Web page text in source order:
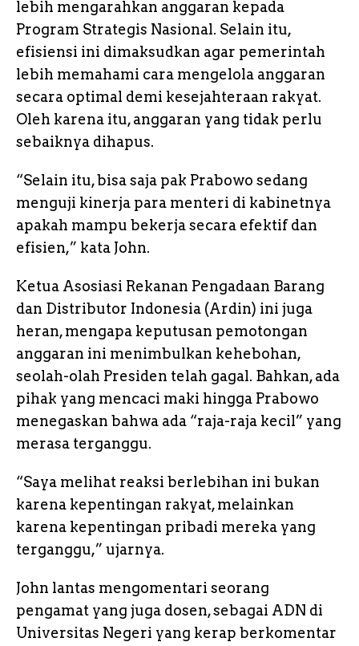
lebih mengarahkan anggaran kepada
Program Strategis Nasional. Selain itu,
efisiensi ini dimaksudkan agar pemerintah
lebih memahami cara mengelola anggaran
secara optimal demi kesejahteraan rakyat.
Oleh karena itu, anggaran yang tidak perlu
sebaiknya dihapus.
“Selain itu, bisa saja pak Prabowo sedang
menguji kinerja para menteri di kabinetnya
apakah mampu bekerja secara efektif dan
efisien,” kata John.
Ketua Asosiasi Rekanan Pengadaan Barang
dan Distributor Indonesia (Ardin) ini juga
heran, mengapa keputusan pemotongan
anggaran ini menimbulkan kehebohan,
seolah-olah Presiden telah gagal. Bahkan, ada
pihak yang mencaci maki hingga Prabowo
menegaskan bahwa ada “raja-raja kecil” yang
merasa terganggu.
“Saya melihat reaksi berlebihan ini bukan
karena kepentingan rakyat, melainkan
karena kepentingan pribadi mereka yang
terganggu,” ujarnya.
John lantas mengomentari seorang
pengamat yang juga dosen, sebagai ADN di
Universitas Negeri yang kerap berkomentar